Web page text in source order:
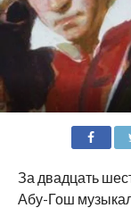
За двадцать
Абу-Гош